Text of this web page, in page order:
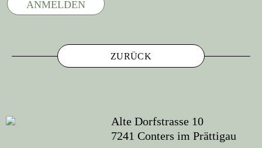
ZURÜCK
Alte Dorfstrasse 10
7241 Conters im Prättigau